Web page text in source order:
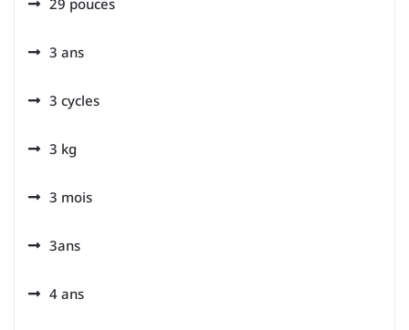
3 ans
3 cycles
3 kg
3 mois
3ans
4 ans